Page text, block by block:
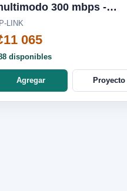
300 mbps -
LINK
065
disponibles
Agregar Proyecto